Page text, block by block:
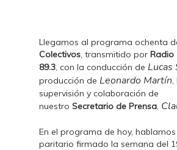
Llegamos al programa ochenta
Colectivos, transmitido porRadio
89.3, con la conducción de Lucas
producción de Leonardo Martín,
supervisión y colaboración de
nuestroSecretario de Prensa,
En el programa de hoy,
paritario firmado la semana del